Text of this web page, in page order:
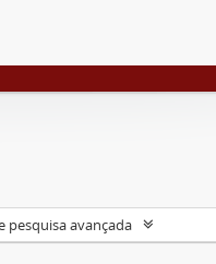
pesquisa avançada